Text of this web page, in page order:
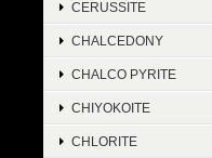
CERUSSITE
CHALCEDONY
CHALCO PYRITE
CHIYOKOITE
CHLORITE